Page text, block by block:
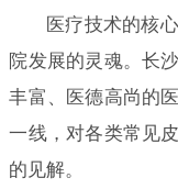
医疗技术的核
院发展的灵魂。长
丰富、医德高尚的
一线，对各类常见
的见解。